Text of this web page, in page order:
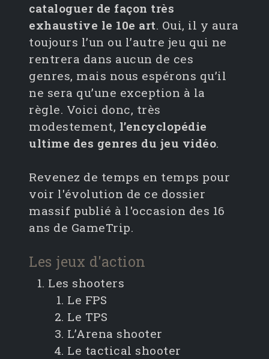
cataloguer de façon très
exhaustive le 10e art. Oui, il y aura
toujours l’un ou l’autre jeu qui ne
rentrera dans aucun de ces
genres, mais nous espérons qu’il
ne sera qu’une exception à la
règle. Voici donc, très
modestement, l’encyclopédie
ultime des genres du jeu vidéo.
Revenez de temps en temps pour
voir l'évolution de ce dossier
massif publié à l'occasion des 16
ans de GameTrip.
Les jeux d'action
Les shooters
Le FPS
Le TPS
L’Arena shooter
Le tactical shooter